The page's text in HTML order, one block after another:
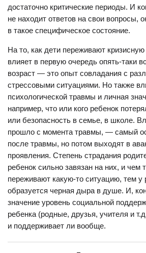
достаточно критические периоды. И
не находит ответов на свои вопросы,
в такое специфическое состояние.
На то, как дети переживают
влияет в первую очередь опять-таки
возраст — это опыт совладания с
стрессовыми ситуациями. Но также
психологической травмы и личная
например, что или кого ребенок
или безопасность в семье, в школе.
прошло с момента травмы, — самый
после травмы, но потом выходят в
проявления. Степень страдания
ребенок сильно завязан на них, и чем
переживают какую-то ситуацию, тем у
образуется черная дыра в душе. И,
значение уровень социальной
ребенка (родные, друзья, учителя и
и поддерживает ли вообще.